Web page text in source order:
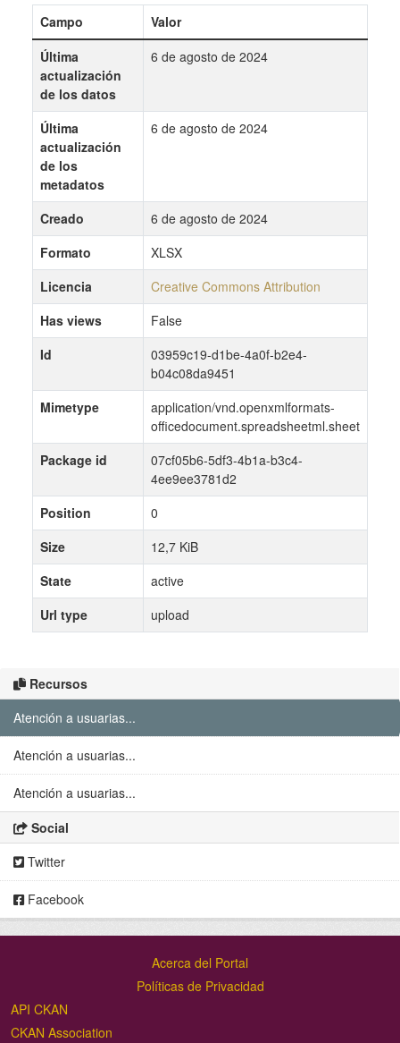
Recursos
Atención a usuarias...
Atención a usuarias...
Atención a usuarias...
Social
Twitter
Facebook
Campo
Valor
Última
actualización
de los datos
6 de agosto de 2024
Última
actualización
de los
metadatos
6 de agosto de 2024
Creado
6 de agosto de 2024
Formato
XLSX
Licencia
Creative Commons Attribution
Has views
False
Id
03959c19-d1be-4a0f-b2e4-
b04c08da9451
Mimetype
application/vnd.openxmlformats-
officedocument.spreadsheetml.sheet
Package id
07cf05b6-5df3-4b1a-b3c4-
4ee9ee3781d2
Position
0
Size
12,7 KiB
State
active
Url type
upload
Acerca del Portal
Políticas de Privacidad
API CKAN
CKAN Association